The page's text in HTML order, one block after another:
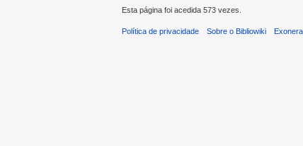
Esta página foi acedida 573 vezes.
Política de privacidade Sobre o Bibliowiki